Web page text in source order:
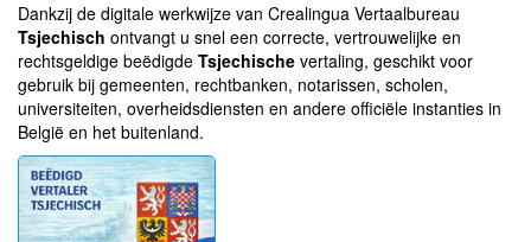
Dankzij de digitale werkwijze van Crealingua Vertaalbureau
Tsjechisch ontvangt u snel een correcte, vertrouwelijke en
rechtsgeldige beëdigde Tsjechische vertaling, geschikt voor
gebruik bij gemeenten, rechtbanken, notarissen, scholen,
universiteiten, overheidsdiensten en andere officiële instanties in
België en het buitenland.